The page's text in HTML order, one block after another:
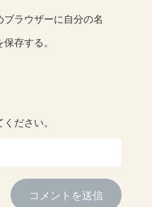
ラウザーに自分の名
存する。
ださい。